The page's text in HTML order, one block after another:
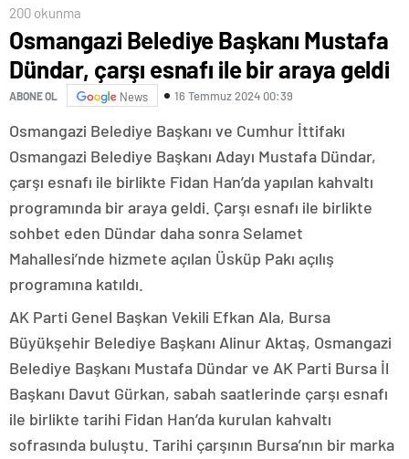
200 okunma
Osmangazi Belediye Başkanı Mustafa
Dündar, çarşı esnafı ile bir araya geldi
ABONE OL News 16 Temmuz 2024 00:39
Osmangazi Belediye Başkanı ve Cumhur İttifakı
Osmangazi Belediye Başkanı Adayı Mustafa Dündar,
çarşı esnafı ile birlikte Fidan Han’da yapılan kahvaltı
programında bir araya geldi. Çarşı esnafı ile birlikte
sohbet eden Dündar daha sonra Selamet
Mahallesi’nde hizmete açılan Üsküp Pakı açılış
programına katıldı.
AK Parti Genel Başkan Vekili Efkan Ala, Bursa
Büyükşehir Belediye Başkanı Alinur Aktaş, Osmangazi
Belediye Başkanı Mustafa Dündar ve AK Parti Bursa İl
Başkanı Davut Gürkan, sabah saatlerinde çarşı esnafı
ile birlikte tarihi Fidan Han’da kurulan kahvaltı
sofrasında buluştu. Tarihi çarşının Bursa’nın bir marka